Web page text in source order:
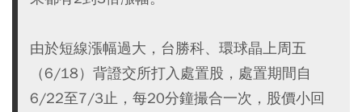
由於短線漲幅過大，台勝科、環球晶上周五
（6/18）背證交所打入處置股，處置期間自
6/22至7/3止，每20分鐘撮合一次，股價小回